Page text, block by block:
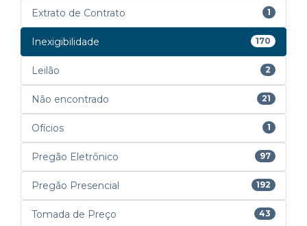
Extrato de Contrato 1
Inexigibilidade 170
Leilão 2
Não encontrado 21
Ofícios 1
Pregão Eletrônico 97
Pregão Presencial 192
Tomada de Preço 43